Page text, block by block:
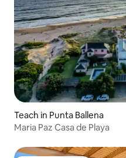
Teach in Punta Ballena
Maria Paz Casa de Playa